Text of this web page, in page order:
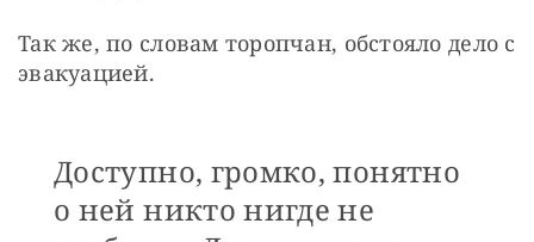
Так же, по словам торопчан, обстояло дело с
эвакуацией.
Доступно, громко, понятно
о ней никто нигде не